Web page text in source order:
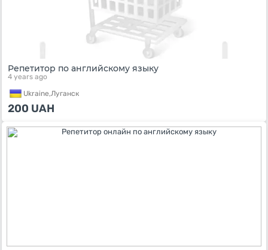
Репетитор по английскому языку
4 years ago
Ukraine,Луганск
200 UAH